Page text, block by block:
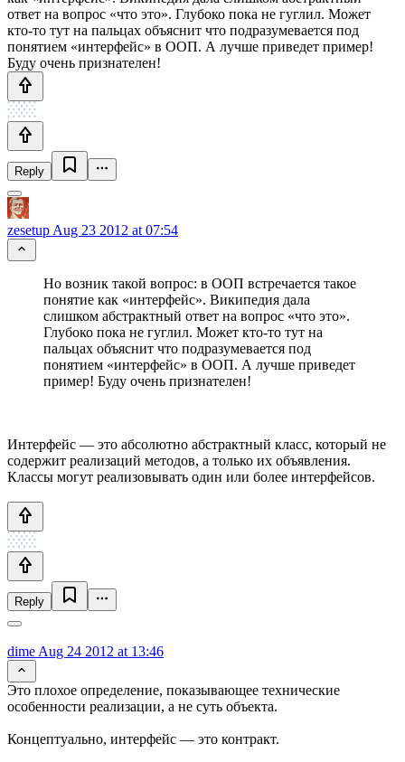
ответ на вопрос «что это». Глубоко пока не гуглил. Может
кто-то тут на пальцах объяснит что подразумевается под
понятием «интерфейс» в ООП. А лучше приведет пример!
Буду очень признателен!
Reply
zesetup Aug 23 2012 at 07:54
Но возник такой вопрос: в ООП встречается такое
понятие как «интерфейс». Википедия дала
слишком абстрактный ответ на вопрос «что это».
Глубоко пока не гуглил. Может кто-то тут на
пальцах объяснит что подразумевается под
понятием «интерфейс» в ООП. А лучше приведет
пример! Буду очень признателен!
Интерфейс — это абсолютно абстрактный класс, который не
содержит реализаций методов, а только их объявления.
Классы могут реализовывать один или более интерфейсов.
Reply
dime Aug 24 2012 at 13:46
Это плохое определение, показывающее технические
особенности реализации, а не суть объекта.
Концептуально, интерфейс — это контракт.